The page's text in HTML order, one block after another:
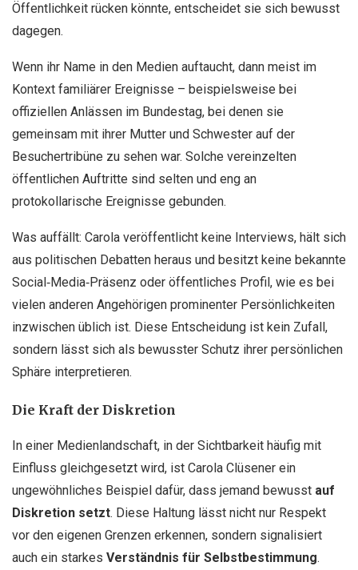
Öffentlichkeit rücken könnte, entscheidet sie sich bewusst
dagegen.
Wenn ihr Name in den Medien auftaucht, dann meist im
Kontext familiärer Ereignisse – beispielsweise bei
offiziellen Anlässen im Bundestag, bei denen sie
gemeinsam mit ihrer Mutter und Schwester auf der
Besuchertribüne zu sehen war. Solche vereinzelten
öffentlichen Auftritte sind selten und eng an
protokollarische Ereignisse gebunden.
Was auffällt: Carola veröffentlicht keine Interviews, hält sich
aus politischen Debatten heraus und besitzt keine bekannte
Social‑Media‑Präsenz oder öffentliches Profil, wie es bei
vielen anderen Angehörigen prominenter Persönlichkeiten
inzwischen üblich ist. Diese Entscheidung ist kein Zufall,
sondern lässt sich als bewusster Schutz ihrer persönlichen
Sphäre interpretieren.
Die Kraft der Diskretion
In einer Medienlandschaft, in der Sichtbarkeit häufig mit
Einfluss gleichgesetzt wird, ist Carola Clüsener ein
ungewöhnliches Beispiel dafür, dass jemand bewusst auf
Diskretion setzt. Diese Haltung lässt nicht nur Respekt
vor den eigenen Grenzen erkennen, sondern signalisiert
auch ein starkes Verständnis für Selbstbestimmung.